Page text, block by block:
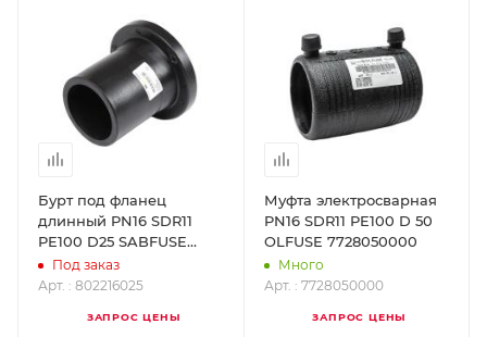
Бурт под фланец
длинный PN16 SDR11
PE100 D25 SABFUSE
802216025
Под заказ
Арт. : 802216025
ЗАПРОС ЦЕНЫ
Муфта электросварная
PN16 SDR11 PE100 D 50
OLFUSE 7728050000
Много
Арт. : 7728050000
ЗАПРОС ЦЕНЫ